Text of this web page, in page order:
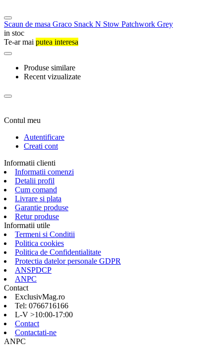
Scaun de masa Graco Snack N Stow Patchwork Grey
in stoc
Te-ar mai putea interesa
Produse similare
Recent vizualizate
Contul meu
Autentificare
Creati cont
Informatii clienti
Informatii comenzi
Detalii profil
Cum comand
Livrare si plata
Garantie produse
Retur produse
Informatii utile
Termeni si Conditii
Politica cookies
Politica de Confidentialitate
Protectia datelor personale GDPR
ANSPDCP
ANPC
Contact
ExclusivMag.ro
Tel: 0766716166
L-V >10:00-17:00
Contact
Contactati-ne
ANPC